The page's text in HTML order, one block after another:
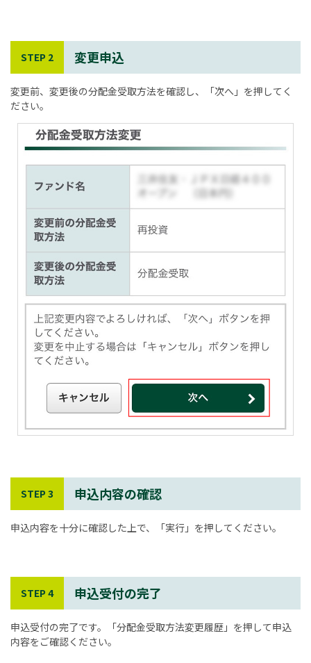
STEP 2 変更申込
変更前、変更後の分配金受取方法を確認し、「次へ」を押してく
ださい。
STEP 3 申込内容の確認
申込内容を十分に確認した上で、「実行」を押してください。
STEP 4 申込受付の完了
申込受付の完了です。「分配金受取方法変更履歴」を押して申込
内容をご確認ください。